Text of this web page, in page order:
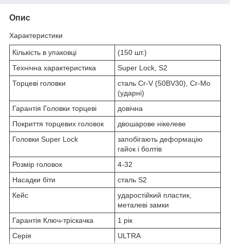
Опис
Характеристики
Кількість в упаковці
(150 шт.)
Технічна характеристика
Super Lock, S2
Торцеві головки
сталь Cr-V (50BV30), Cr-Mo
(ударні)
Гарантія Головки торцеві
довічна
Покриття торцевих головок
двошарове нікелеве
Головки Super Lock
запобігають деформацію
гайок і болтів
Розмір головок
4-32
Насадки біти
сталь S2
Кейс
ударостійкий пластик,
металеві замки
Гарантія Ключ-тріскачка
1 рік
Серія
ULTRA